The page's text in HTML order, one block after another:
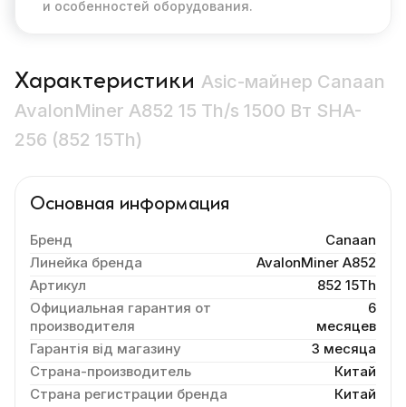
и особенностей оборудования.
Характеристики Asic-майнер Canaan
AvalonMiner A852 15 Th/s 1500 Вт SHA-
256 (852 15Th)
Основная информация
Бренд
Canaan
Линейка бренда
AvalonMiner A852
Артикул
852 15Th
Официальная гарантия от
производителя
6
месяцев
Гарантія від магазину
3 месяца
Страна-производитель
Китай
Страна регистрации бренда
Китай